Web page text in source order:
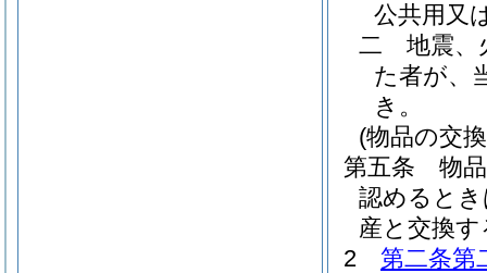
公共用又
二
地震、
た者が、
き。
(物品の交
第五条
物
認めると
産と交換
2
第二条第